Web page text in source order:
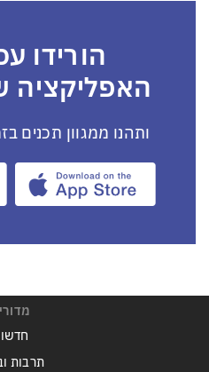
הורידו
האפליקציה
ותהנו ממגוון תכנים
תרבות